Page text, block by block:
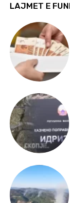
LAJMET E